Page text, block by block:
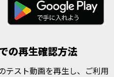
の再生確認方法
テスト動画を再生し、ご利用